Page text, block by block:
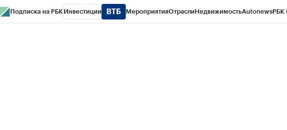
Подписка на РБК Инвестиции МероприятияОтраслиНедвижимостьAutonewsРБК